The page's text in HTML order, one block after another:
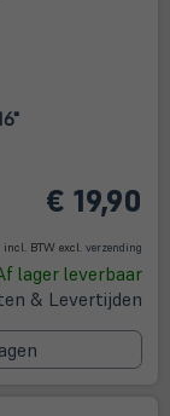
€ 19,90
incl. BTW excl. verzending
lager leverbaar
& Levertijden